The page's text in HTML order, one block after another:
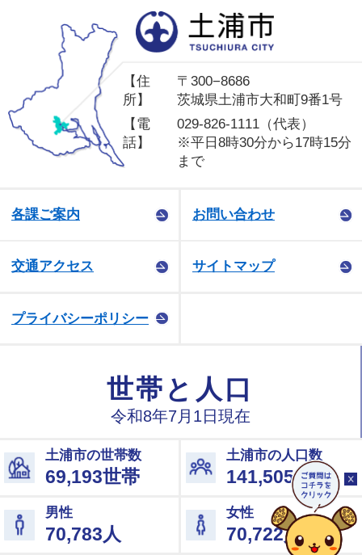
【住
所】
〒300−8686
茨城県土浦市大和町9番1号
【電
話】
029-826-1111（代表）
※平日8時30分から17時15分
まで
各課ご案内 お問い合わせ
交通アクセス サイトマップ
プライバシーポリシー